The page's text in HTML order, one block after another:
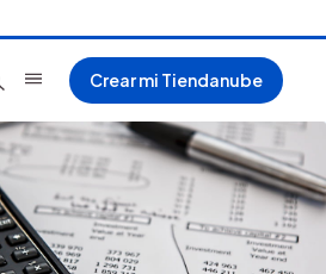
Crear mi Tiendanube